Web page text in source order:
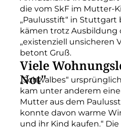
die vom SkF im Mutter-
„Paulusstift“ in
kämen trotz Ausbildung
„existenziell unsicheren
betont Gruß.
Viele
Not"
„Schwalbes“
kam unter anderem
Mutter aus dem
konnte davon warme
und ihr Kind kaufen.“